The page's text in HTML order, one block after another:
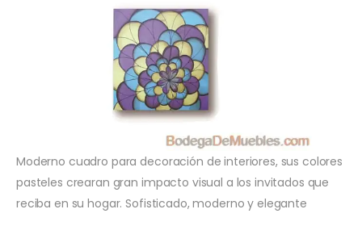
Moderno cuadro para decoración de interiores, sus colores
pasteles crearan gran impacto visual a los invitados que
reciba en su hogar. Sofisticado, moderno y elegante